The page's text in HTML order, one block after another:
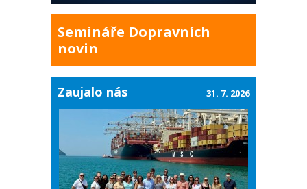
Semináře Dopravních
novin
Zaujalo nás 31. 7. 2026